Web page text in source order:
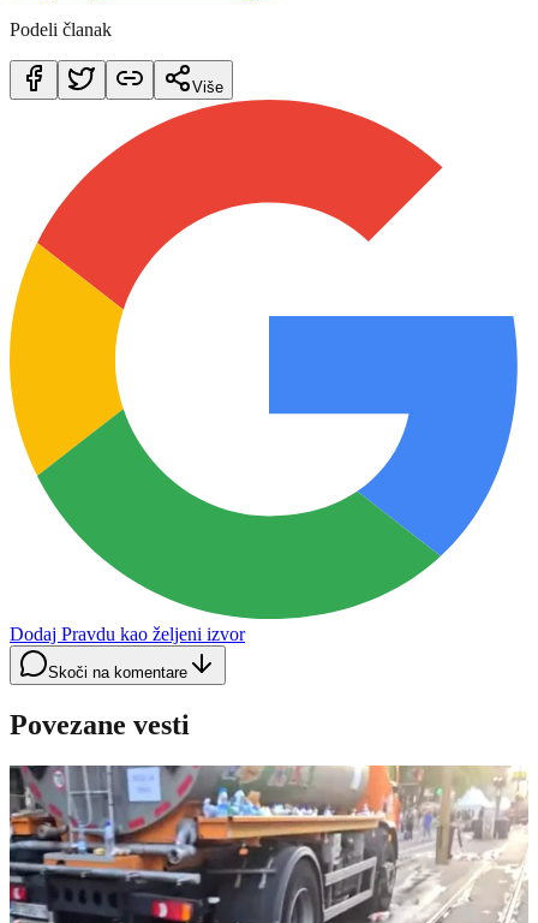
Podeli članak
Više
Dodaj Pravdu kao željeni izvor
Skoči na komentare
Povezane vesti